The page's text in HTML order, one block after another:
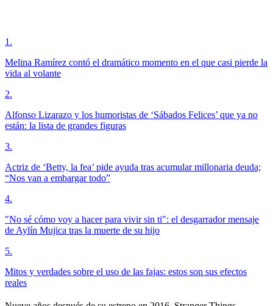
1 .
Melina Ramírez contó el dramático momento en el que casi pierde la
vida al volante
2.
Alfonso Lizarazo y los humoristas de ‘Sábados Felices’ que ya no
están: la lista de grandes figuras
3.
Actriz de ‘Betty, la fea’ pide ayuda tras acumular millonaria deuda;
“Nos van a embargar todo”
4.
"No sé cómo voy a hacer para vivir sin ti": el desgarrador mensaje
de Aylín Mujica tras la muerte de su hijo
5.
Mitos y verdades sobre el uso de las fajas: estos son sus efectos
reales